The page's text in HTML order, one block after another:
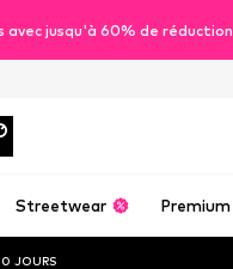
jusqu'à 60% de réduction
Streetwear Premium
JOURS